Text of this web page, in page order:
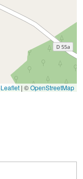
Leaflet | ©OpenStreetMap